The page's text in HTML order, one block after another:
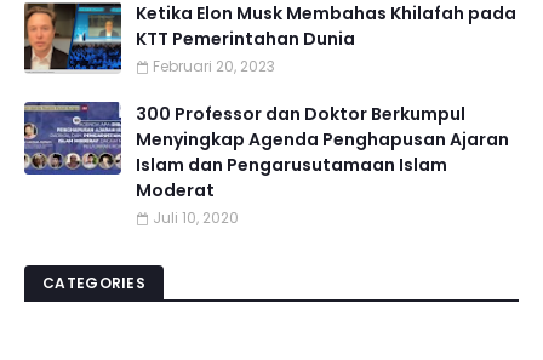
Ketika Elon Musk Membahas Khilafah pada
KTT Pemerintahan Dunia
Februari 20, 2023
300 Professor dan Doktor Berkumpul
Menyingkap Agenda Penghapusan Ajaran
Islam dan Pengarusutamaan Islam
Moderat
Juli 10, 2020
CATEGORIES